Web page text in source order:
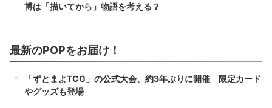
博は「描いてから」物語を考える？
最新のPOPをお届け！
「ずとまよTCG」の公式大会、約3年ぶりに開催 限定カード
やグッズも登場